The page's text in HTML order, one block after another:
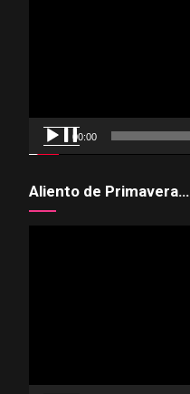
00:00
Aliento de Primavera…